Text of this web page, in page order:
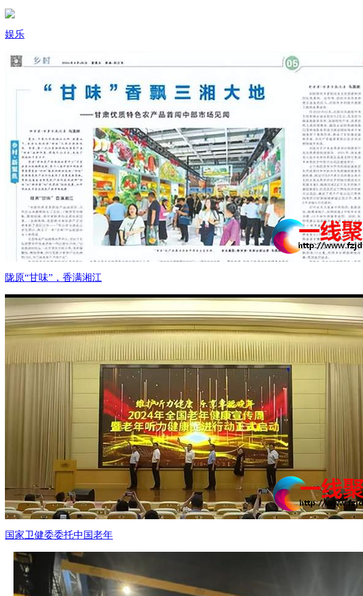
娱乐
陇原“甘味”，香满湘江
国家卫健委委托中国老年